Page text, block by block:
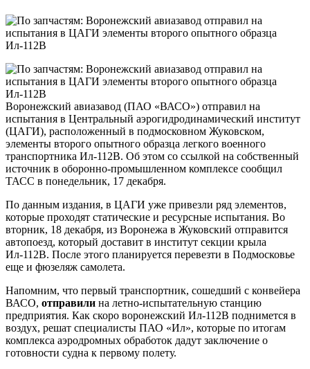
Воронежский авиазавод (ПАО «ВАСО») отправил на
испытания в Центральный аэрогидродинамический институт
(ЦАГИ), расположенный в подмосковном Жуковском,
элементы второго опытного образца легкого военного
транспортника Ил-112В. Об этом со ссылкой на собственный
источник в оборонно-промышленном комплексе сообщил
ТАСС в понедельник, 17 декабря.
По данным издания, в ЦАГИ уже привезли ряд элементов,
которые проходят статические и ресурсные испытания. Во
вторник, 18 декабря, из Воронежа в Жуковский отправится
автопоезд, который доставит в институт секции крыла
Ил-112В. После этого планируется перевезти в Подмосковье
еще и фюзеляж самолета.
Напомним, что первый транспортник, сошедший с конвейера
ВАСО, отправили на летно-испытательную станцию
предприятия. Как скоро воронежский Ил-112В поднимется в
воздух, решат специалисты ПАО «Ил», которые по итогам
комплекса аэродромных обработок дадут заключение о
готовности судна к первому полету.